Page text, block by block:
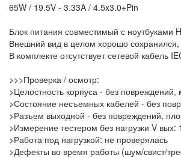
65W / 19.5V - 3.33A / 4.5x3.0+Pin
Блок питания совместимый с ноутбуками
Внешний вид в целом хорошо
В комплекте отсутствует сетевой кабель
>>>Проверка / осмотр:
>Целостность корпуса - без повреждений,
>Состояние несъемных кабелей - без
>Разъем выходной - без повреждений,
>Измерение тестером без нагрузки V вых:
>Работа под нагрузкой: не проверялась
>Дефекты во время работы (шум/свист/